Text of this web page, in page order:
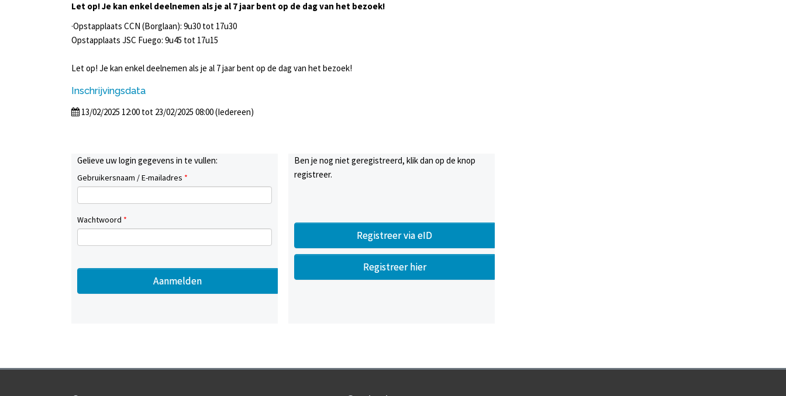
Let op! Je kan enkel deelnemen als je al 7 jaar bent op de dag van het bezoek!
·Opstapplaats CCN (Borglaan): 9u30 tot 17u30
Opstapplaats JSC Fuego: 9u45 tot 17u15
Let op! Je kan enkel deelnemen als je al 7 jaar bent op de dag van het bezoek!
Inschrijvingsdata
13/02/2025 12:00 tot 23/02/2025 08:00 (Iedereen)
Gelieve uw login gegevens in te vullen:
Gebruikersnaam / E-mailadres *
Wachtwoord *
Ben je nog niet geregistreerd, klik dan op de knop
registreer.
Registreer via eID
Registreer hier